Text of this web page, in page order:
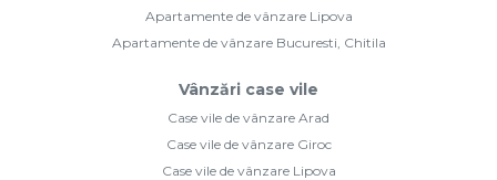
Apartamente de vânzare Lipova
Apartamente de vânzare Bucuresti, Chitila
Vânzări case vile
Case vile de vânzare Arad
Case vile de vânzare Giroc
Case vile de vânzare Lipova